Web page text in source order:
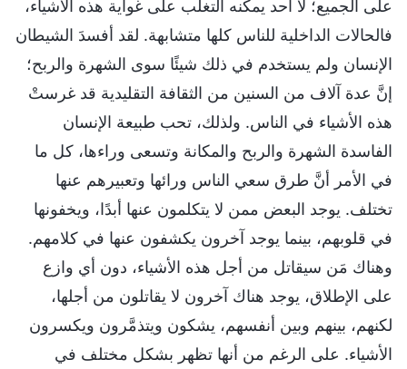
على الجميع؛ لا أحد يمكنه التغلُّب على غواية هذه الأشياء،
فالحالات الداخلية للناس كلها متشابهة. لقد أفسدَ الشيطان
الإنسان ولم يستخدم في ذلك شيئًا سوى الشهرة والربح؛
إنَّ عدة آلاف من السنين من الثقافة التقليدية قد غرستْ
هذه الأشياء في الناس. ولذلك، تحب طبيعة الإنسان
الفاسدة الشهرة والربح والمكانة وتسعى وراءها، كل ما
في الأمر أنَّ طرق سعي الناس ورائها وتعبيرهم عنها
تختلف. يوجد البعض ممن لا يتكلمون عنها أبدًا، ويخفونها
في قلوبهم، بينما يوجد آخرون يكشفون عنها في كلامهم.
وهناك مَن سيقاتل من أجل هذه الأشياء، دون أي وازع
على الإطلاق، يوجد هناك آخرون لا يقاتلون من أجلها،
لكنهم، بينهم وبين أنفسهم، يشكون ويتذمَّرون ويكسرون
الأشياء. على الرغم من أنها تظهر بشكل مختلف في